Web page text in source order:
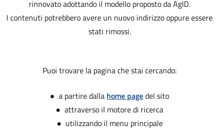
rinnovato adottando il modello proposto da AgID.
I contenuti potrebbero avere un nuovo indirizzo oppure essere
stati rimossi.
Puoi trovare la pagina che stai cercando:
● a partire dalla home pagedel sito
● attraverso il motore di ricerca
● utilizzando il menu principale